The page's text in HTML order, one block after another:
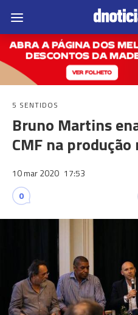
5 SENTIDOS
Bruno Martins
CMF na produção
10 mar 2020 17:53
0